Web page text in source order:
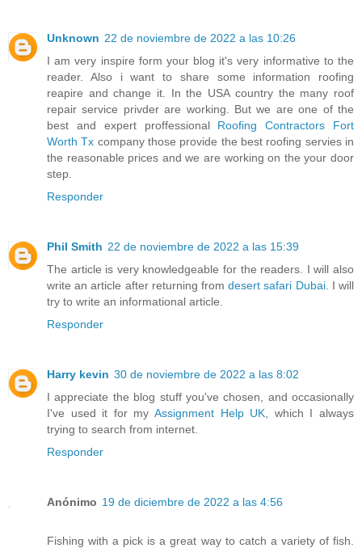
Unknown 22 de noviembre de 2022 a las 10:26
I am very inspire form your blog it's very informative to the
reader. Also i want to share some information roofing
reapire and change it. In the USA country the many roof
repair service privder are working. But we are one of the
best and expert proffessional Roofing Contractors Fort
Worth Tx company those provide the best roofing servies in
the reasonable prices and we are working on the your door
step.
Responder
Phil Smith 22 de noviembre de 2022 a las 15:39
The article is very knowledgeable for the readers. I will also
write an article after returning fromdesert safari Dubai. I will
try to write an informational article.
Responder
Harry kevin 30 de noviembre de 2022 a las 8:02
I appreciate the blog stuff you've chosen, and occasionally
I've used it for my Assignment Help UK , which I always
trying to search from internet.
Responder
Anónimo 19 de diciembre de 2022 a las 4:56
Fishing with a pick is a great way to catch a variety of fish.